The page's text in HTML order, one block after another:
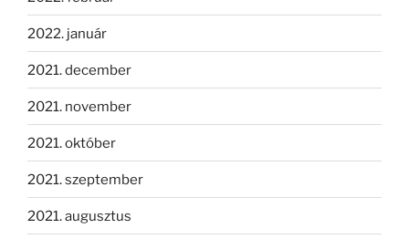
2022. január
2021. december
2021. november
2021. október
2021. szeptember
2021. augusztus